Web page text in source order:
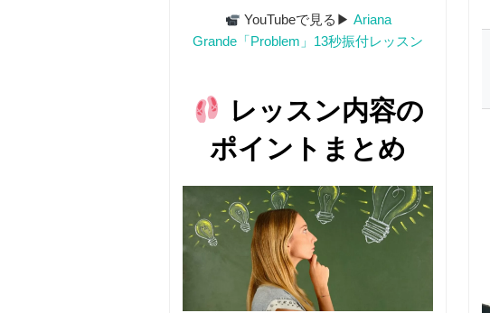
YouTubeで見る▶ Ariana
Grande「Problem」13秒振付レッスン
レッスン内容の
ポイントまとめ